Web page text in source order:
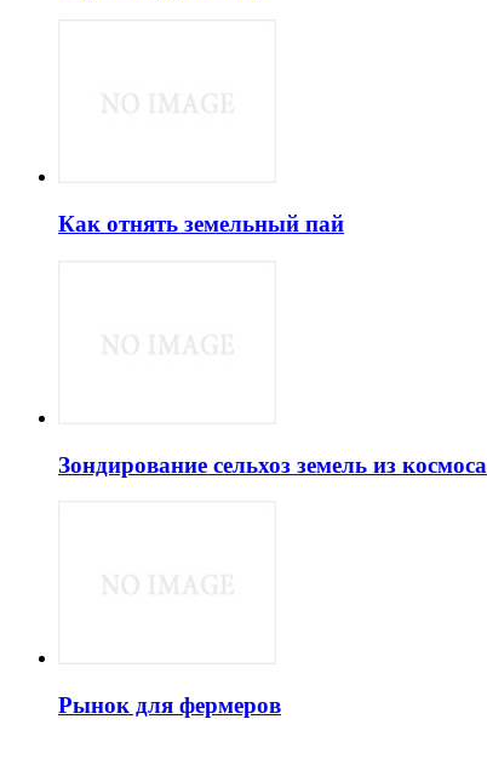
Как отнять земельный пай
Зондирование сельхоз земель из космоса
Рынок для фермеров